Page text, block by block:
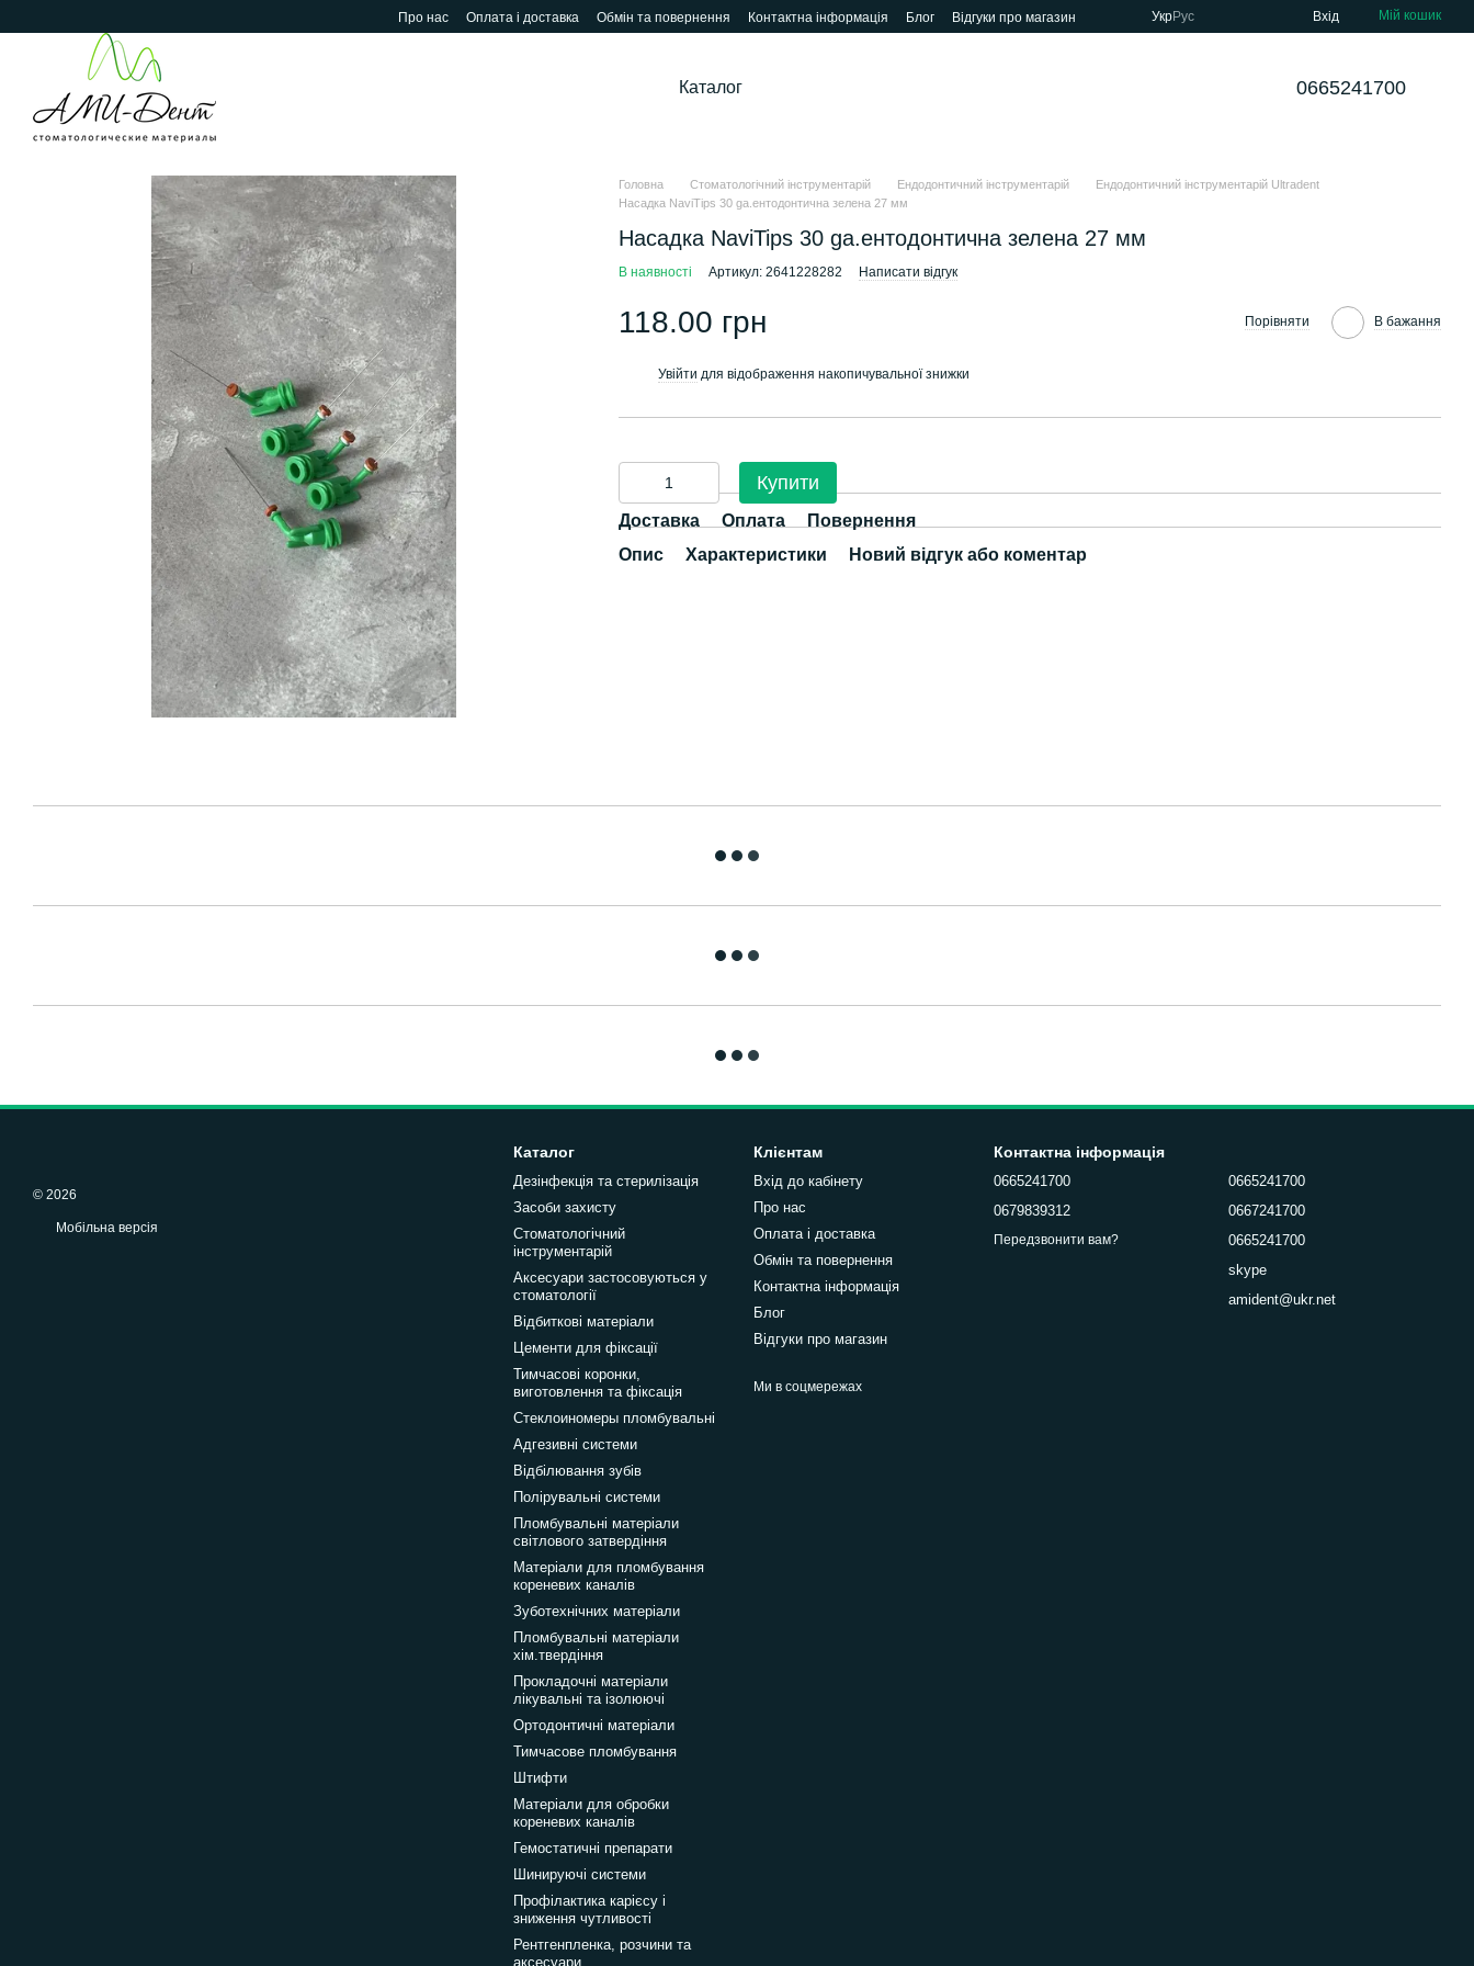
Про нас Оплата і доставка Обмін та повернення Контактна інформація Блог Відгуки про магазин УкрРус Вхід Мій кошик
Каталог 0665241700
Головна Стоматологічний інструментарій Ендодонтичний інструментарій
Ендодонтичний інструментарій Ultradent
Насадка NaviTips 30 ga.ентодонтична зелена 27 мм
Насадка NaviTips 30 ga.ентодонтична зелена 27 мм
В наявності Артикул: 2641228282 Написати відгук
118.00 грн Порівняти В бажання
Увійти для відображення накопичувальної знижки
Купити
Доставка Оплата
Повернення
Опис
Характеристики Новий відгук або коментар
© 2026
Мобільна версія
Каталог
Дезінфекція та стерилізація
Засоби захисту
Стоматологічний
інструментарій
Аксесуари застосовуються у
стоматології
Відбиткові матеріали
Цементи для фіксації
Тимчасові коронки,
виготовлення та фіксація
Стеклоиномеры пломбувальні
Адгезивні системи
Відбілювання зубів
Полірувальні системи
Пломбувальні матеріали
світлового затвердіння
Матеріали для пломбування
кореневих каналів
Зуботехнічних матеріали
Пломбувальні матеріали
хім.твердіння
Прокладочні матеріали
лікувальні та ізолюючі
Ортодонтичні матеріали
Тимчасове пломбування
Штифти
Матеріали для обробки
кореневих каналів
Гемостатичні препарати
Шинируючі системи
Профілактика карієсу і
зниження чутливості
Рентгенпленка, розчини та
аксесуари
Клієнтам
Вхід до кабінету
Про нас
Оплата і доставка
Обмін та повернення
Контактна інформація
Блог
Відгуки про магазин
Ми в соцмережах
Контактна інформація
0665241700
0679839312
Передзвонити вам?
0665241700
0667241700
0665241700
skype
amident@ukr.net